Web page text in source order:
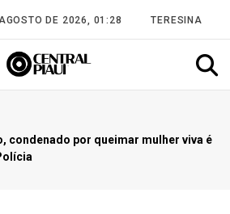
DE 2026, 01:28 TERESINA
condenado por queimar mulher viva é